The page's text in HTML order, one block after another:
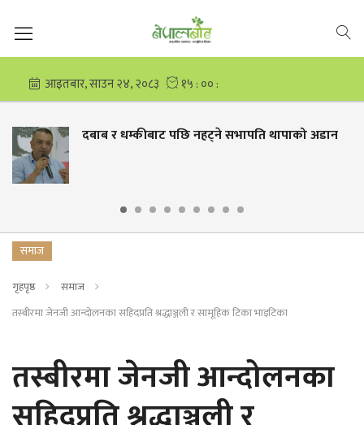
पछि नहट्ने सभापति थापाको अडान
पत्नी
समाज
गृहपृष्ठ
समाज
तस्बीरमा जेनजी आन्दोलनका सहिदप्रति श्रद्धाञ्जली र सामूहिक टिका भाइटिका
तस्बीरमा जेनजी आन्दोलनका